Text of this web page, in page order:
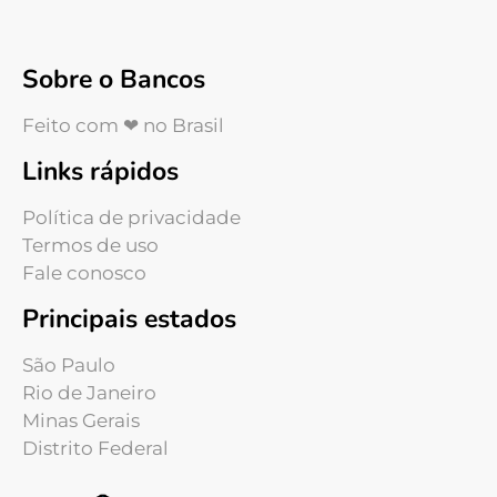
Sobre o Bancos
Feito com ❤ no Brasil
Links rápidos
Política de privacidade
Termos de uso
Fale conosco
Principais estados
São Paulo
Rio de Janeiro
Minas Gerais
Distrito Federal